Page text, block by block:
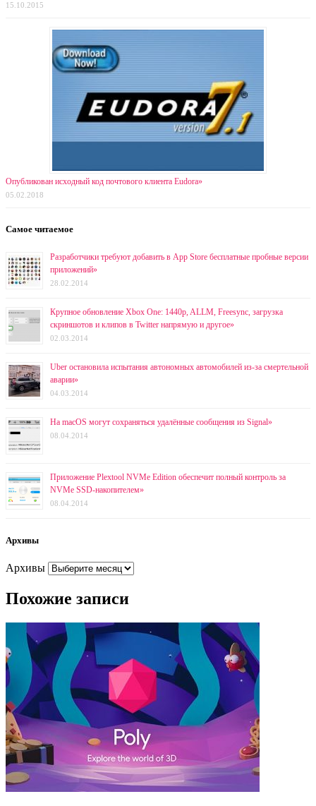
15.10.2015
Опубликован исходный код почтового клиента Eudora»
05.02.2018
Самое читаемое
Разработчики требуют добавить в App Store бесплатные пробные версии
приложений»
28.02.2014
Крупное обновление Xbox One: 1440p, ALLM, Freesync, загрузка
скриншотов и клипов в Twitter напрямую и другое»
02.03.2014
Uber остановила испытания автономных автомобилей из-за смертельной
аварии»
04.03.2014
На macOS могут сохраняться удалённые сообщения из Signal»
08.04.2014
Приложение Plextool NVMe Edition обеспечит полный контроль за
NVMe SSD-накопителем»
08.04.2014
Архивы
Архивы
Похожие записи